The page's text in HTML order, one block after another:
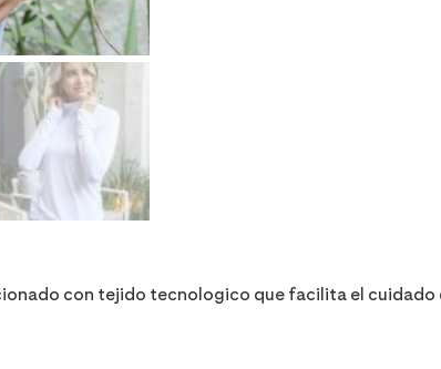
con tejido tecnologico que facilita el cuidado